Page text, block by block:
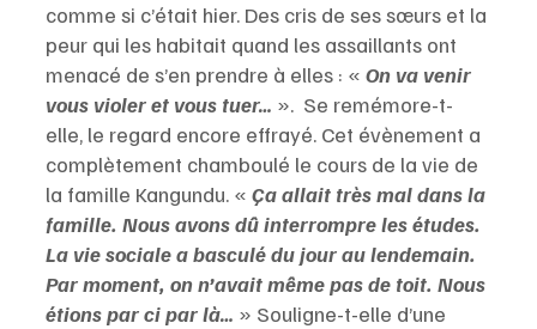
comme si c’était hier. Des cris de ses sœurs et la
peur qui les habitait quand les assaillants ont
menacé de s’en prendre à elles : « On va venir
vous violer et vous tuer… ».  Se remémore-t-
elle, le regard encore effrayé. Cet évènement a
complètement chamboulé le cours de la vie de
la famille Kangundu. « Ça allait très mal dans la
famille. Nous avons dû interrompre les études.
La vie sociale a basculé du jour au lendemain.
Par moment, on n’avait même pas de toit. Nous
étions par ci par là… » Souligne-t-elle d’une